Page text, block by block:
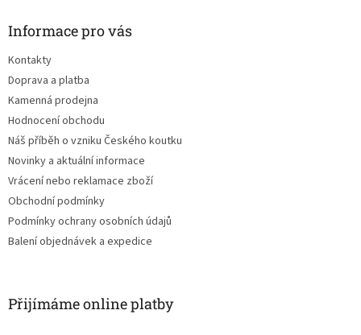
Informace pro vás
Kontakty
Doprava a platba
Kamenná prodejna
Hodnocení obchodu
Náš příběh o vzniku Českého koutku
Novinky a aktuální informace
Vrácení nebo reklamace zboží
Obchodní podmínky
Podmínky ochrany osobních údajů
Balení objednávek a expedice
Přijímáme online platby